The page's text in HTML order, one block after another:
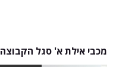
מכבי אילת א' סגל הקבוצה